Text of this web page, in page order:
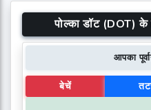
पोल्का डॉट (DOT) के
आपका
बेचें